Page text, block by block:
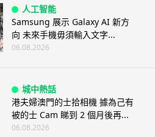
人工智能
Samsung 展示 Galaxy AI 新方
向 未來手機毋須輸入文字...
06.08.2026
城中熱話
港夫婦澳門的士拾相機 據為己有
被的士 Cam 睇到 2 個月後再...
06.08.2026